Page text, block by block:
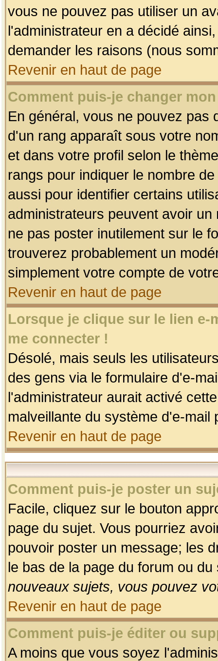
vous ne pouvez pas utiliser un
l'administrateur en a décidé
demander les raisons (nous
Revenir en haut de page
Comment puis-je changer
En général, vous ne pouvez pas
d'un rang apparaît sous votre
et dans votre profil selon le
rangs pour indiquer le nombre
aussi pour identifier certains
administrateurs peuvent avoir
ne pas poster inutilement sur le
trouverez probablement un
simplement votre compte de
Revenir en haut de page
Lorsque je clique sur le lien
me connecter !
Désolé, mais seuls les
des gens via le formulaire d'e-
l'administrateur aurait activé
malveillante du système d'e-
Revenir en haut de page
Comment puis-je poster un
Facile, cliquez sur le bouton
page du sujet. Vous pourriez
pouvoir poster un message; les
le bas de la page du forum ou
nouveaux sujets, vous pouvez
Revenir en haut de page
Comment puis-je éditer ou
A moins que vous soyez